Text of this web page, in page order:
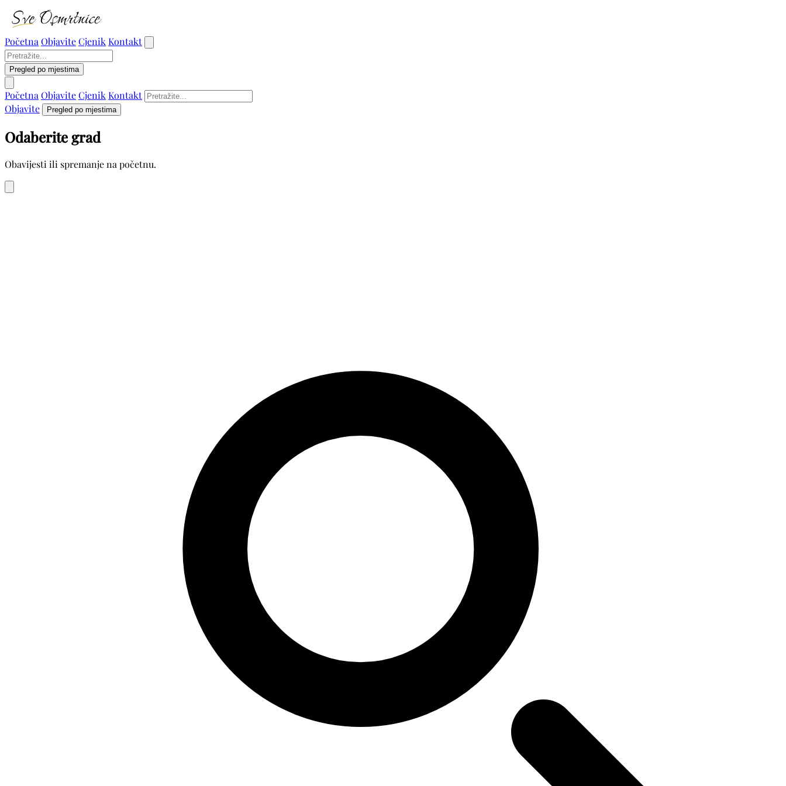
Početna ObjaviteCjenik Kontakt
Pregled po mjestima
Početna ObjaviteCjenik Kontakt
Objavite
Pregled po mjestima
Odaberite grad
Obavijesti ili spremanje na početnu.